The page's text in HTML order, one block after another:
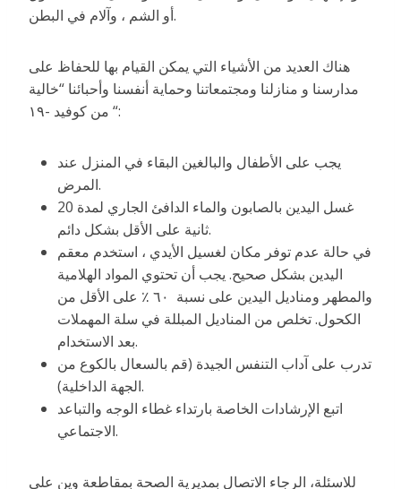
أو الشم ، وآلام في البطن.
هناك العديد من الأشياء التي يمكن القيام بها للحفاظ على
مدارسنا و منازلنا ومجتمعاتنا وحماية أنفسنا وأحبائنا “خالية
من كوفيد -١٩ “:
يجب على الأطفال والبالغين البقاء في المنزل عند
المرض.
غسل اليدين بالصابون والماء الدافئ الجاري لمدة 20
ثانية على الأقل بشكل دائم.
في حالة عدم توفر مكان لغسيل الأيدي ، استخدم معقم
اليدين بشكل صحيح. يجب أن تحتوي المواد الهلامية
والمطهر ومناديل اليدين على نسبة ٦٠ ٪ على الأقل من
الكحول. تخلص من المناديل المبللة في سلة المهملات
بعد الاستخدام.
تدرب على آداب التنفس الجيدة (قم بالسعال بالكوع من
الجهة الداخلية).
اتبع الإرشادات الخاصة بارتداء غطاء الوجه والتباعد
الاجتماعي.
للاسئلة، الرجاء الاتصال بمديرية الصحة بمقاطعة وين على